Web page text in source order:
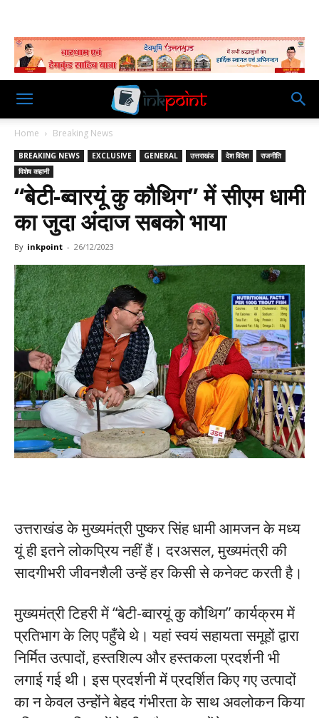
Home Breaking News
BREAKING NEWS EXCLUSIVE GENERAL उत्तराखंड देश विदेश
राजनीति
विशेष कहानी
“बेटी-ब्वारयूं कु कौथिग” में सीएम धामी
का जुदा अंदाज सबको भाया
By inkpoint - 26/12/2023
उत्तराखंड के मुख्यमंत्री पुष्कर सिंह धामी आमजन के मध्य
यूं ही इतने लोकप्रिय नहीं हैं। दरअसल, मुख्यमंत्री की
सादगीभरी जीवनशैली उन्हें हर किसी से कनेक्ट करती है।
मुख्यमंत्री टिहरी में “बेटी-ब्वारयूं कु कौथिग” कार्यक्रम में
प्रतिभाग के लिए पहुँचे थे। यहां स्वयं सहायता समूहों द्वारा
निर्मित उत्पादों, हस्तशिल्प और हस्तकला प्रदर्शनी भी
लगाई गई थी। इस प्रदर्शनी में प्रदर्शित किए गए उत्पादों
का न केवल उन्होंने बेहद गंभीरता के साथ अवलोकन किया